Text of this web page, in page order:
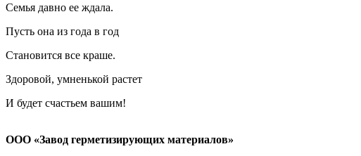
Семья давно ее ждала.
Пусть она из года в год
Становится все краше.
Здоровой, умненькой растет
И будет счастьем вашим!
ООО «Завод герметизирующих материалов»